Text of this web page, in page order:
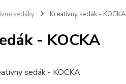
sedáky Kreatívny sedák - KOCKA
- KOCKA